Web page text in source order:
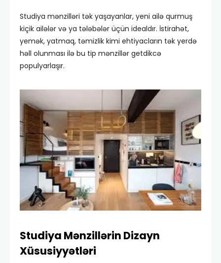
Studiya mənzilləri tək yaşayanlar, yeni ailə qurmuş
kiçik ailələr və ya tələbələr üçün idealdır. İstirahət,
yemək, yatmaq, təmizlik kimi ehtiyacların tək yerdə
həll olunması ilə bu tip mənzillər getdikcə
populyarlaşır.
Studiya Mənzillərin Dizayn
Xüsusiyyətləri